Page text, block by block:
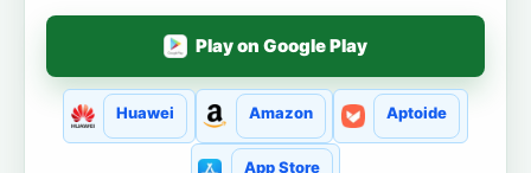
Play on Google Play
Huawei Amazon Aptoide
App Store